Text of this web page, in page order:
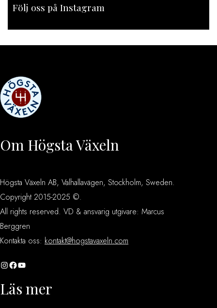
Följ oss på Instagram
Om Högsta Växeln
Högsta Växeln AB, Valhallavägen, Stockholm, Sweden.
Copyright 2015-2025 ©.
All rights reserved. VD & ansvarig utgivare: Marcus
Berggren
Kontakta oss: kontakt@hogstavaxeln.com
InstagramFacebook YouTube
Läs mer